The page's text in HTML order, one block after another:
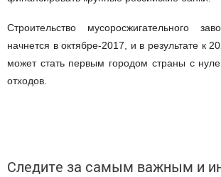
Строительство мусоросжигательного
начнется в октябре-2017, и в результате к
может стать первым городом страны с
отходов.
Следите за самым важным и